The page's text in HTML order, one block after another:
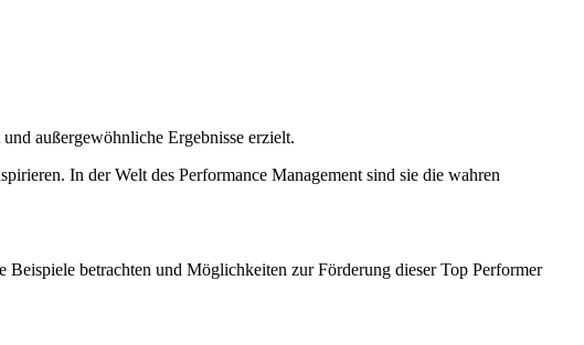
außergewöhnliche Ergebnisse erzielt.
In der Welt des Performance Management sind sie die wahren
betrachten und Möglichkeiten zur Förderung dieser Top Performer